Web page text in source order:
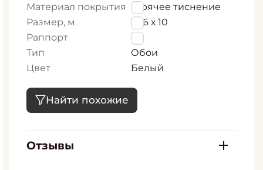
Материал покрытия Горячее тиснение
Размер, м
1,06 х 10
Раппорт
0
Тип
Обои
Цвет
Белый
Найти похожие
Отзывы